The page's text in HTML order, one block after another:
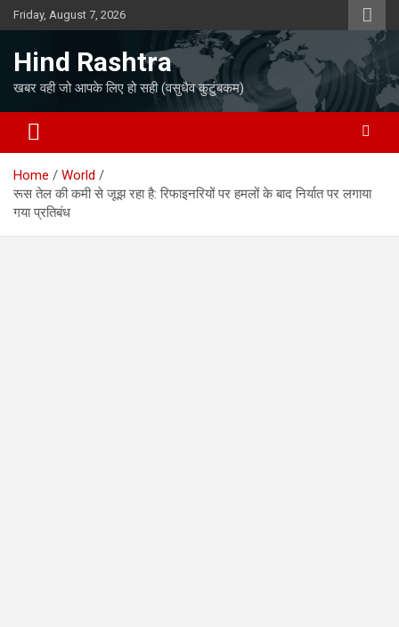
Skip
to
Friday, August 7, 2026
Hind Rashtra
खबर वही जो आपके लिए हो सही (वसुधैव कुटुंबकम)
Home
World
रूस तेल की कमी से जूझ रहा है: रिफाइनरियों पर हमलों के बाद निर्यात पर लगाया
गया प्रतिबंध